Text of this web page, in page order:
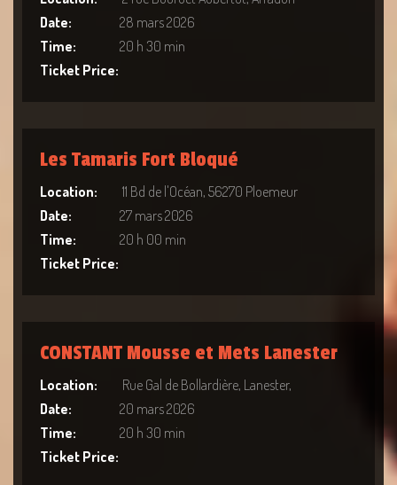
Date:
28 mars 2026
Time:
20 h 30 min
Ticket Price:
Les Tamaris Fort Bloqué
Location:
11 Bd de l'Océan, 56270 Ploemeur
Date:
27 mars 2026
Time:
20 h 00 min
Ticket Price:
CONSTANT Mousse et Mets Lanester
Location:
Rue Gal de Bollardière, Lanester,
Date:
20 mars 2026
Time:
20 h 30 min
Ticket Price: